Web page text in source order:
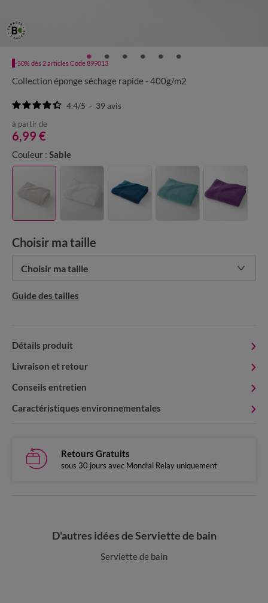
-50% dès 2 articles Code 899013
Collection éponge séchage rapide - 400g/m2
4.4/5 - 39avis
à partir de
6,99 €
Couleur : Sable
Choisir ma taille
Choisir ma taille
Guide des tailles
Détails produit
Livraison et retour
Conseils entretien
Caractéristiques environnementales
Retours Gratuits
sous 30 jours avec Mondial Relay uniquement
D'autres idées de Serviette de bain
Serviette de bain